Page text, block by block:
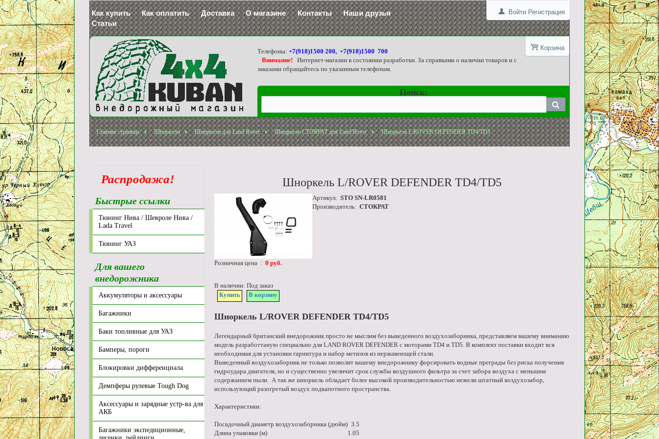
Войти Регистрация
Как купить Как оплатить Доставка О магазине Контакты
Наши друзья
Статьи
Корзина
Телефоны:+7(918)1500 200, +7(918)1500 700
Внимание!
Интернет-магазин в состоянии разработки. За справками о наличии товаров и с
заказами обращайтесь по указанным телефонам.
Поиск:
Главная страница Шноркели Шноркели для Land Rover Шноркели СТОКРАТ для Land Rover Шноркель L/ROVER DEFENDER TD4/TD5
Шноркель L/ROVER DEFENDER TD4/TD5
Артикул: STO SN-LR0581
Производитель: СТОКРАТ
Розничная цена : 0 руб.
В наличии: Под заказ
Купить
В корзину
Шноркель L/ROVER DEFENDER TD4/TD5
Легендарный британский внедорожник просто не мыслим без выведенного воздухозаборника, представляем вашему вниманию
модель разработтаную специально для LAND ROVER DEFENDER с моторами TD4 и TD5. В комплект поставки входит вся
необходимая для установки гарнитура и набор метизов из нержавеющей стали.
Выведенный воздухозаборник не только позволит вашему внедорожнику форсировать водные преграды без риска получения
гидроудара двигателя, но и существенно увеличит срок службы воздушного фильтра за счет забора воздуха с меньшим
содержанием пыли. А так же шноркель обладает более высокой производительностью нежели штатный воздухозабор,
использующий разогретый воздух подкапотного пространства.
Характеристики:
Посадочный диаметр воздухозаборника (дюйм) 3.5
Длина упаковки (м)
1.05
Распродажа!
Быстрые ссылки
Тюнинг Нива / Шевроле Нива /
Lada Travel
Тюнинг УАЗ
Для вашего
внедорожника
Аккумуляторы и аксессуары
Багажники
Баки топливные для УАЗ
Бамперы, пороги
Блокировки дифференциала
Демпферы рулевые Tough Dog
Аксессуары и зарядные устр-ва для
АКБ
Багажники экспедиционные,